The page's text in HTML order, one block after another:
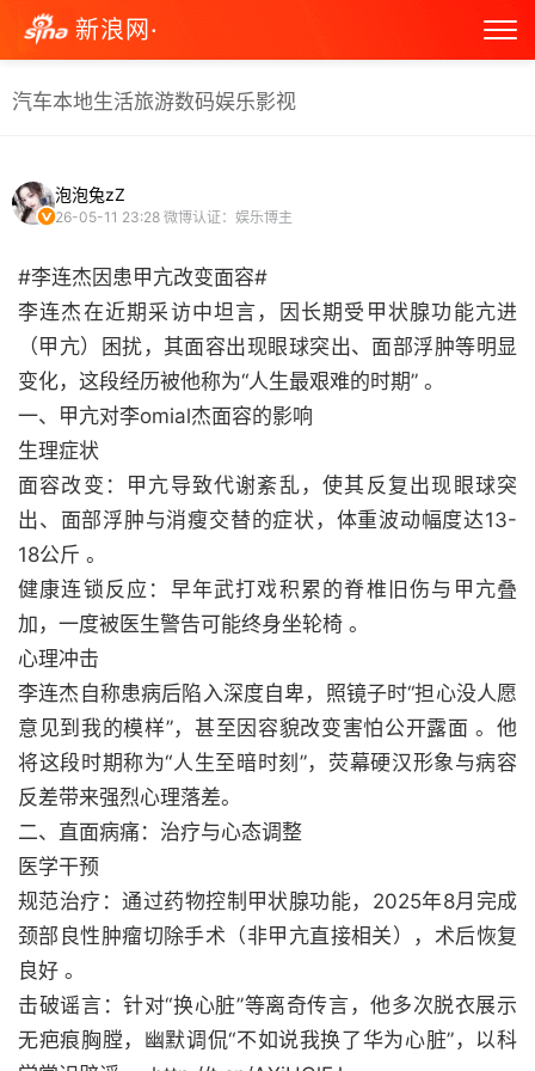
新浪网·
汽车本地生活旅游数码娱乐影视
泡泡兔zZ
26-05-11 23:28 微博认证：娱乐博主
#李连杰因患甲亢改变面容#
李连杰在近期采访中坦言，因长期受甲状腺功能亢进
（甲亢）困扰，其面容出现眼球突出、面部浮肿等明显
变化，这段经历被他称为“人生最艰难的时期” 。
一、甲亢对李omial杰面容的影响
生理症状
面容改变：甲亢导致代谢紊乱，使其反复出现眼球突
出、面部浮肿与消瘦交替的症状，体重波动幅度达13-
18公斤 。
健康连锁反应：早年武打戏积累的脊椎旧伤与甲亢叠
加，一度被医生警告可能终身坐轮椅 。
心理冲击
李连杰自称患病后陷入深度自卑，照镜子时“担心没人愿
意见到我的模样”，甚至因容貌改变害怕公开露面 。他
将这段时期称为“人生至暗时刻”，荧幕硬汉形象与病容
反差带来强烈心理落差。
二、直面病痛：治疗与心态调整
医学干预
规范治疗：通过药物控制甲状腺功能，2025年8月完成
颈部良性肿瘤切除手术（非甲亢直接相关），术后恢复
良好 。
击破谣言：针对“换心脏”等离奇传言，他多次脱衣展示
无疤痕胸膛，幽默调侃“不如说我换了华为心脏”，以科